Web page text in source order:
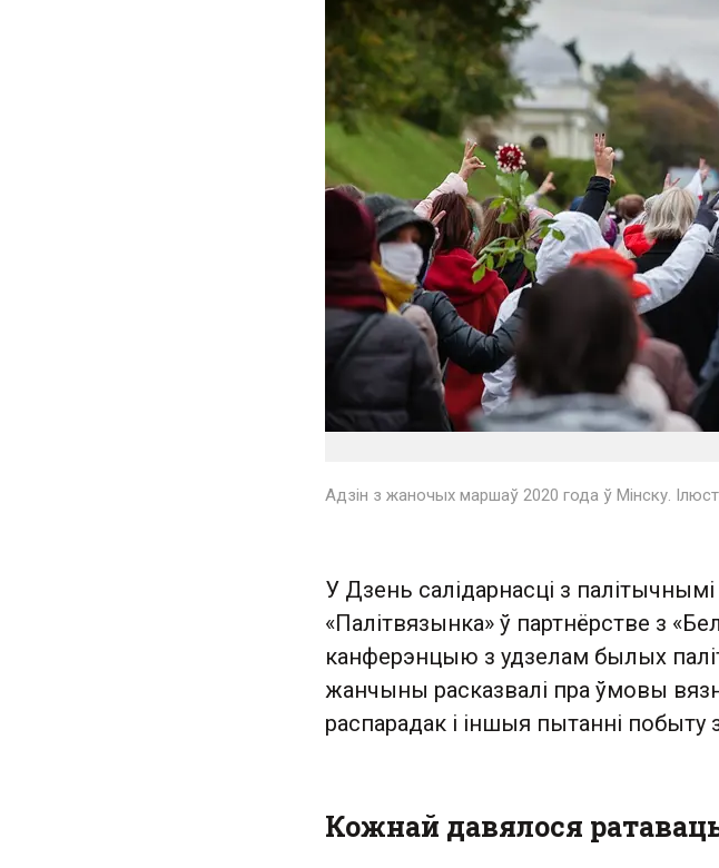
Адзін з жаночых маршаў 2020 года ў Мінску.
У Дзень салідарнасці з
«Палітвязынка» ў партнёрстве з
канферэнцыю з удзелам былых
жанчыны расказвалі пра ўмовы
распарадак і іншыя пытанні побыту
Кожнай давялося